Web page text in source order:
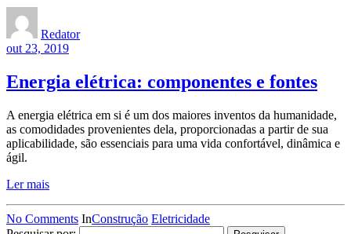
Redator
out 23, 2019
Energia elétrica: componentes e fontes
A energia elétrica em si é um dos maiores inventos da humanidade,
as comodidades provenientes dela, proporcionadas a partir de sua
aplicabilidade, são essenciais para uma vida confortável, dinâmica e
ágil.
Ler mais
No Comments InConstrução Eletricidade